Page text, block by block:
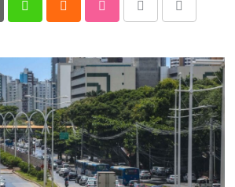
WhatsappCloud StumbleUpon
Print
Share
Email